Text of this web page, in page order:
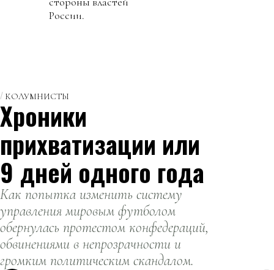
России.
КОЛУМНИСТЫ
Хроники
прихватизации или
9 дней одного года
Как попытка изменить систему
управления мировым футболом
обернулась протестом конфедераций,
обвинениями в непрозрачности и
громким политическим скандалом.